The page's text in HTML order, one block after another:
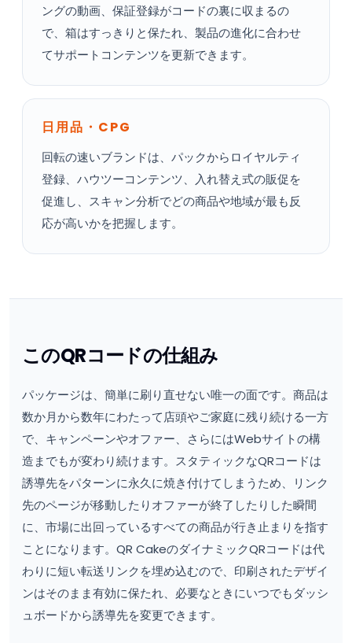
ングの動画、保証登録がコードの裏に収まるの
で、箱はすっきりと保たれ、製品の進化に合わせ
てサポートコンテンツを更新できます。
日用品・CPG
回転の速いブランドは、パックからロイヤルティ
登録、ハウツーコンテンツ、入れ替え式の販促を
促進し、スキャン分析でどの商品や地域が最も反
応が高いかを把握します。
このQRコードの仕組み
パッケージは、簡単に刷り直せない唯一の面です。商品は
数か月から数年にわたって店頭やご家庭に残り続ける一方
で、キャンペーンやオファー、さらにはWebサイトの構
造までもが変わり続けます。スタティックなQRコードは
誘導先をパターンに永久に焼き付けてしまうため、リンク
先のページが移動したりオファーが終了したりした瞬間
に、市場に出回っているすべての商品が行き止まりを指す
ことになります。QR CakeのダイナミックQRコードは代
わりに短い転送リンクを埋め込むので、印刷されたデザイ
ンはそのまま有効に保たれ、必要なときにいつでもダッシ
ュボードから誘導先を変更できます。